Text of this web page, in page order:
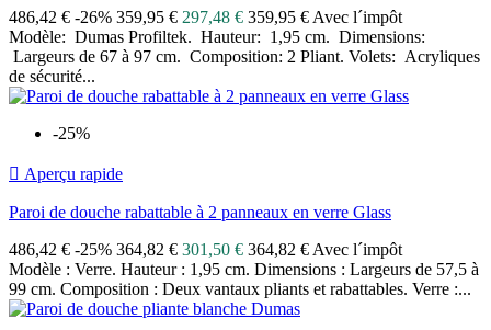
486,42 € -26% 359,95 € 297,48 € 359,95 € Avec l´impôt
Modèle: Dumas Profiltek. Hauteur: 1,95 cm. Dimensions:
Largeurs de 67 à 97 cm. Composition: 2 Pliant. Volets: Acryliques
de sécurité...
-25%
 Aperçu rapide
Paroi de douche rabattable à 2 panneaux en verre Glass
486,42 € -25% 364,82 € 301,50 € 364,82 € Avec l´impôt
Modèle : Verre. Hauteur : 1,95 cm. Dimensions : Largeurs de 57,5 à
99 cm. Composition : Deux vantaux pliants et rabattables. Verre :...